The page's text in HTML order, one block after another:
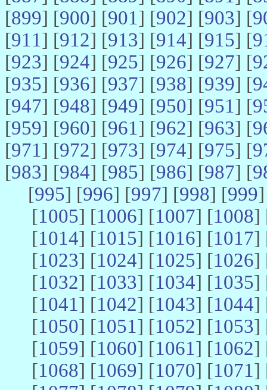
[899] [900] [901] [902] [903] [
[911] [912] [913] [914] [915] [
[923] [924] [925] [926] [927] [
[935] [936] [937] [938] [939] [
[947] [948] [949] [950] [951] [
[959] [960] [961] [962] [963] [
[971] [972] [973] [974] [975] [
[983] [984] [985] [986] [987] [
[995] [996] [997] [998] [999
[1005] [1006] [1007] [1008]
[1014] [1015] [1016] [1017]
[1023] [1024] [1025] [1026]
[1032] [1033] [1034] [1035]
[1041] [1042] [1043] [1044]
[1050] [1051] [1052] [1053]
[1059] [1060] [1061] [1062]
[1068] [1069] [1070] [1071]